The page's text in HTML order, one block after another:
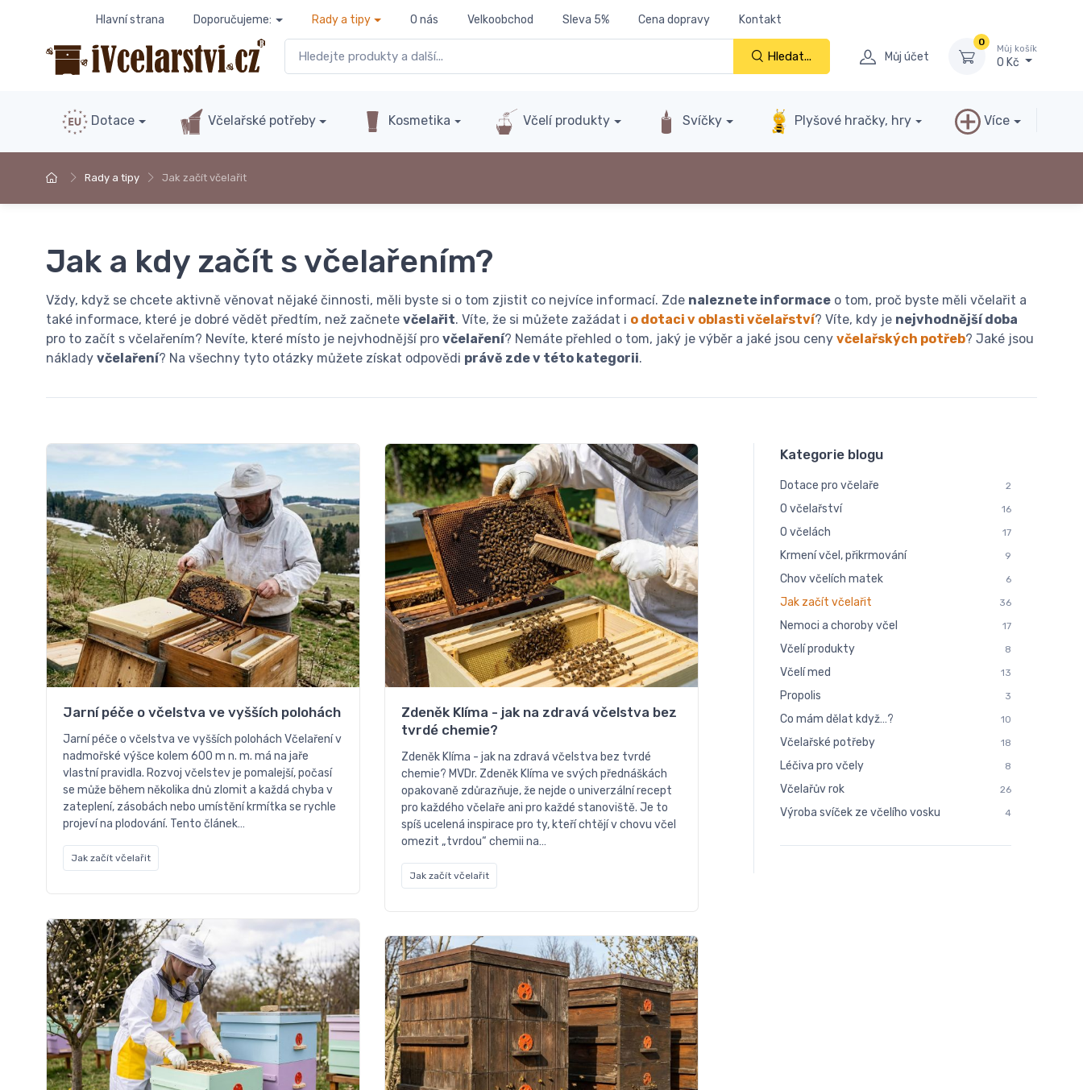
Hlavní strana Doporučujeme: Rady a tipy O nás Velkoobchod Sleva 5% Cena dopravy Kontakt
Hledat... Můj účet
0
Můj košík
0 Kč
Dotace Včelařské potřeby Kosmetika Včelí produkty Svíčky Plyšové hračky, hry Více
Rady a tipy Jak začít včelařit
Jak a kdy začít s včelařením?
Vždy, když se chcete aktivně věnovat nějaké činnosti, měli byste si o tom zjistit co nejvíce informací. Zde naleznete informace o tom, proč byste měli včelařit a
také informace, které je dobré vědět předtím, než začnete včelařit. Víte, že si můžete zažádat i o dotaci v oblasti včelařství? Víte, kdy je nejvhodnější doba
pro to začít s včelařením? Nevíte, které místo je nejvhodnější pro včelaření? Nemáte přehled o tom, jaký je výběr a jaké jsou ceny včelařských potřeb? Jaké jsou
náklady včelaření? Na všechny tyto otázky můžete získat odpovědi právě zde v této kategorii.
Jarní péče o včelstva ve vyšších polohách
Jarní péče o včelstva ve vyšších polohách Včelaření v
nadmořské výšce kolem 600 m n. m. má na jaře
vlastní pravidla. Rozvoj včelstev je pomalejší, počasí
se může během několika dnů zlomit a každá chyba v
zateplení, zásobách nebo umístění krmítka se rychle
projeví na plodování. Tento článek…
Jak začít včelařit
Zdeněk Klíma - jak na zdravá včelstva bez
tvrdé chemie?
Zdeněk Klíma - jak na zdravá včelstva bez tvrdé
chemie? MVDr. Zdeněk Klíma ve svých přednáškách
opakovaně zdůrazňuje, že nejde o univerzální recept
pro každého včelaře ani pro každé stanoviště. Je to
spíš ucelená inspirace pro ty, kteří chtějí v chovu včel
omezit „tvrdou“ chemii na…
Jak začít včelařit
Kategorie blogu
Dotace pro včelaře 2
O včelařství 16
O včelách 17
Krmení včel, přikrmování 9
Chov včelích matek 6
Jak začít včelařit 36
Nemoci a choroby včel 17
Včelí produkty 8
Včelí med 13
Propolis 3
Co mám dělat když…? 10
Včelařské potřeby 18
Léčiva pro včely 8
Včelařův rok 26
Výroba svíček ze včelího vosku 4